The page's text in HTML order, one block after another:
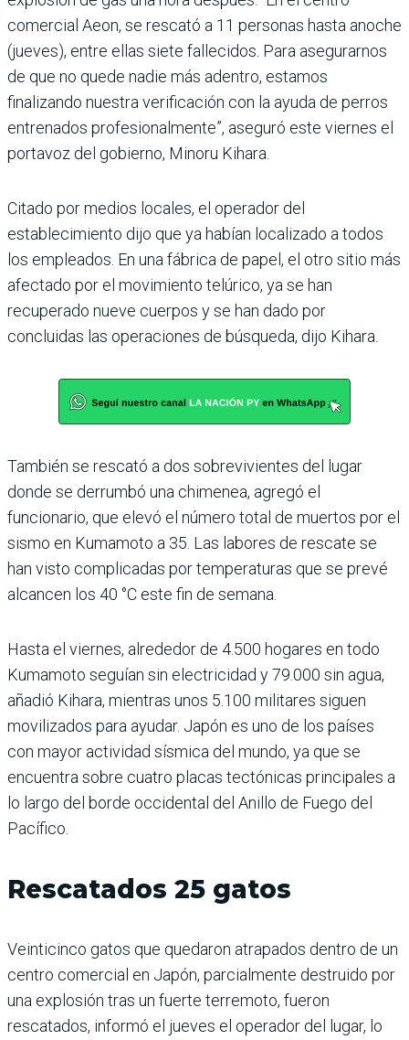
comercial Aeon, se rescató a 11 personas hasta anoche
(jueves), entre ellas siete fallecidos. Para asegurarnos
de que no quede nadie más adentro, estamos
finalizando nuestra verificación con la ayuda de perros
entrenados profesionalmente”, aseguró este viernes el
portavoz del gobierno, Minoru Kihara.
Citado por medios locales, el operador del
establecimiento dijo que ya habían localizado a todos
los empleados. En una fábrica de papel, el otro sitio más
afectado por el movimiento telúrico, ya se han
recuperado nueve cuerpos y se han dado por
concluidas las operaciones de búsqueda, dijo Kihara.
También se rescató a dos sobrevivientes del lugar
donde se derrumbó una chimenea, agregó el
funcionario, que elevó el número total de muertos por el
sismo en Kumamoto a 35. Las labores de rescate se
han visto complicadas por temperaturas que se prevé
alcancen los 40 °C este fin de semana.
Hasta el viernes, alrededor de 4.500 hogares en todo
Kumamoto seguían sin electricidad y 79.000 sin agua,
añadió Kihara, mientras unos 5.100 militares siguen
movilizados para ayudar. Japón es uno de los países
con mayor actividad sísmica del mundo, ya que se
encuentra sobre cuatro placas tectónicas principales a
lo largo del borde occidental del Anillo de Fuego del
Pacífico.
Rescatados 25 gatos
Veinticinco gatos que quedaron atrapados dentro de un
centro comercial en Japón, parcialmente destruido por
una explosión tras un fuerte terremoto, fueron
rescatados, informó el jueves el operador del lugar, lo